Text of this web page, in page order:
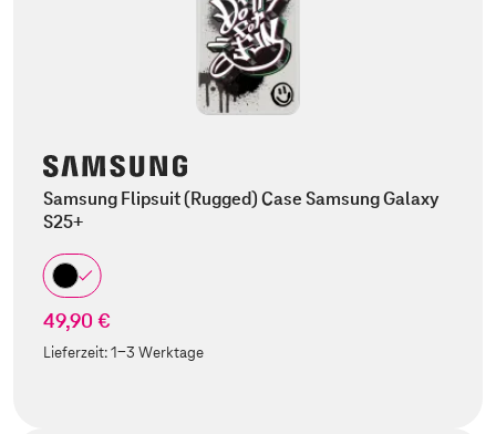
Samsung Flipsuit (Rugged) Case Samsung Galaxy
S25+
49,90 €
Lieferzeit:1-3 Werktage